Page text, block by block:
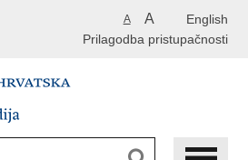
English
A A
Prilagodba pristupačnosti